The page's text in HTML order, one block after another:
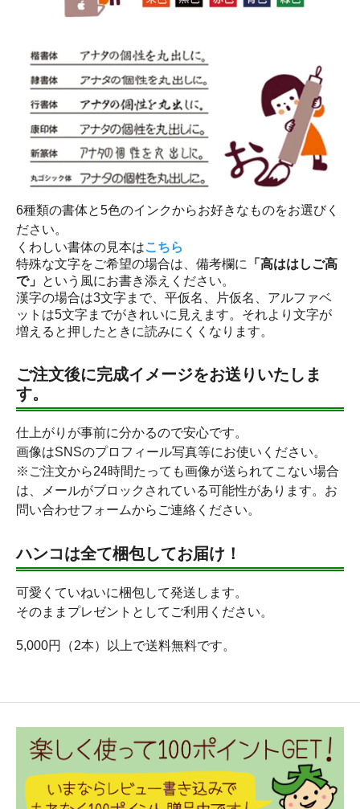
6種類の書体と5色のインクからお好きなものをお選びく
ださい。
くわしい書体の見本はこちら
特殊な文字をご希望の場合は、備考欄に
「高ははしご高
で」 という風にお書き添えください。
漢字の場合は3文字まで、平仮名、片仮名、アルファベ
ットは5文字までがきれいに見えます。それより文字が
増えると押したときに読みにくくなります。
ご注文後に完成イメージをお送りいたしま
す。
仕上がりが事前に分かるので安心です。
画像はSNSのプロフィール写真等にお使いください。
※ご注文から24時間たっても画像が送られてこない場合
は、メールがブロックされている可能性があります。お
問い合わせフォームからご連絡ください。
ハンコは全て梱包してお届け！
可愛くていねいに梱包して発送します。
そのままプレゼントとしてご利用ください。
5,000円（2本）以上で送料無料です。